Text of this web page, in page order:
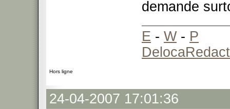
demande
E - W- P
Hors ligne
24-04-2007 17:01:36